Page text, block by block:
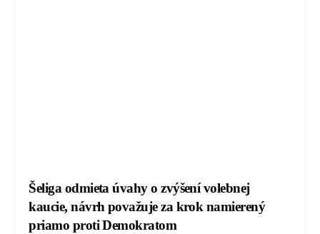
Šeliga odmieta úvahy o zvýšení volebnej
kaucie, návrh považuje za krok namierený
priamo proti Demokratom